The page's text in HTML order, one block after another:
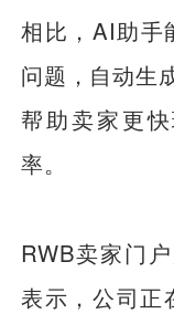
相比，AI助手
问题，自动生
帮助卖家更
率。
RWB卖家门
表示，公司正